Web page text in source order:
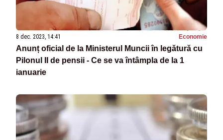
8 dec. 2023, 14:41 Economie
Anunț oficial de la Ministerul Muncii în legătură cu
Pilonul II de pensii - Ce se va întâmpla de la 1
ianuarie